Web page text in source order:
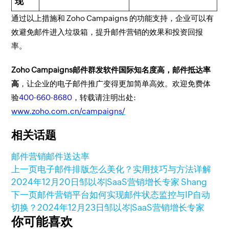
通过以上措施和 Zoho Campaigns 的功能支持，企业可以有
效避免邮件进入垃圾箱，提升邮件营销的效果和投资回报
率。
Zoho Campaigns邮件群发软件国际知名度高，邮件抵达率
高 ，让企业的电子邮件推广变得更加简单高效。欢迎免费体
验400-660-8680 ，转载请注明出处:
www.zoho.com.cn/campaigns/
相关话题
邮件营销邮件送达率
上一页电子邮件排版怎么美化？实用技巧与方法详解
2024年12月20日邹以岑|SaaS营销增长专家 Shang
下一页邮件营销平台如何实现邮件状态监控与IP自动
切换？ 2024年12月23日邹以岑|SaaS营销增长专家
你可能喜欢